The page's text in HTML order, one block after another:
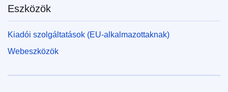
Eszközök
Kiadói szolgáltatások (EU-alkalmazottaknak)
Webeszközök